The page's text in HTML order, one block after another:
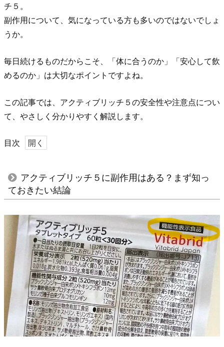
チ５。
副作用について、気になっている方も多いのではないでしょ
うか。
毎日続けるものだからこそ、「体に合うのか」「安心して飲
めるのか」は大切なポイントですよね。
この記事では、アクティブリッチ５の安全性や注意点につい
て、やさしく分かりやすく解説します。
目次
ク
テ
ィ
ブ
５
副
作
用
アクティブリッチ５に副作用はある？まず知っ
ておきたい結論